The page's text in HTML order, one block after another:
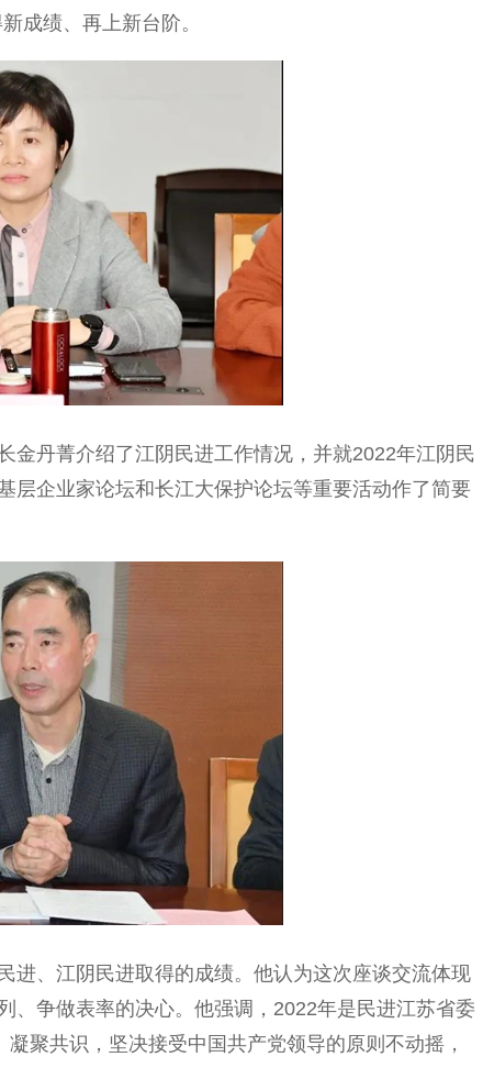
成绩、再上新台阶。
丹菁介绍了江阴民进工作情况，并就2022年江阴民
层企业家论坛和长江大保护论坛等重要活动作了简要
、江阴民进取得的成绩。他认为这次座谈交流体现
、争做表率的决心。他强调，2022年是民进江苏省委
聚共识，坚决接受中国共产党领导的原则不动摇，